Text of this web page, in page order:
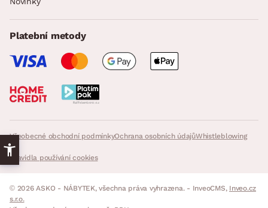
Všeobecné obchodní podmínkyOchrana osobních údajůWhistleblowing
Pravidla používání cookies
Platební metody
© 2026 ASKO - NÁBYTEK, všechna práva vyhrazena. - InveoCMS, Inveo.cz
s.r.o.